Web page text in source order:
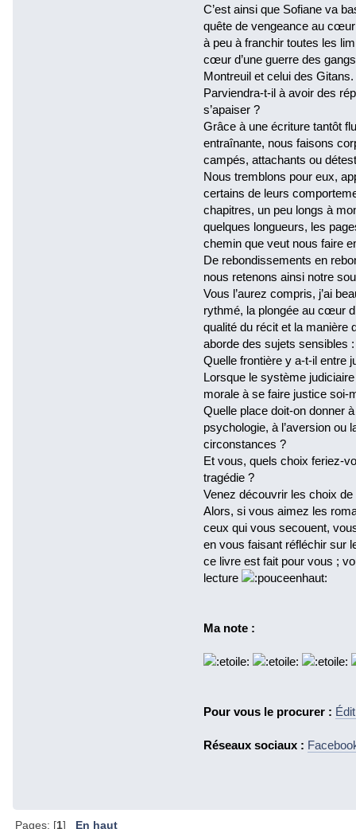
C’est ainsi que Sofiane va
quête de vengeance au
à peu à franchir toutes les
cœur d’une guerre des
Montreuil et celui des Gitans.
Parviendra-t-il à avoir des
s’apaiser ?
Grâce à une écriture tantôt
entraînante, nous faisons
campés, attachants ou
Nous tremblons pour eux,
certains de leurs
chapitres, un peu longs à
quelques longueurs, les
chemin que veut nous faire
De rebondissements en
nous retenons ainsi notre
Vous l’aurez compris, j’ai
rythmé, la plongée au cœur
qualité du récit et la manière
aborde des sujets sensibles :
Quelle frontière y a-t-il entre
Lorsque le système
morale à se faire justice soi-
Quelle place doit-on donner
psychologie, à l’aversion ou
circonstances ?
Et vous, quels choix feriez-
tragédie ?
Venez découvrir les choix
Alors, si vous aimez les
ceux qui vous secouent,
en vous faisant réfléchir sur
ce livre est fait pour vous ;
lecture
Ma note :
Pour vous le procurer :
Réseaux sociaux :
Pages: [1] En haut